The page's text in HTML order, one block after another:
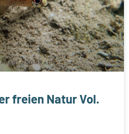
freien Natur Vol.